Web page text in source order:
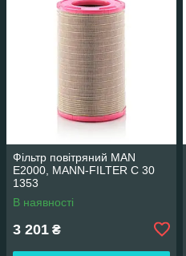
Фільтр повітряний MAN
E2000, MANN-FILTER C 30
1353
В наявності
3 201 ₴